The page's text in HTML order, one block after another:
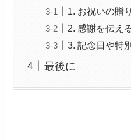
1. お祝いの贈
2. 感謝を伝え
3. 記念日や特
最後に